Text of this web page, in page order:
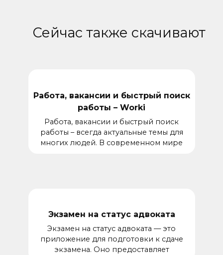
Сейчас также скачивают
Работа, вакансии и быстрый поиск
работы – Worki
Работа, вакансии и быстрый поиск
работы – всегда актуальные темы для
многих людей. В современном мире
Экзамен на статус адвоката
Экзамен на статус адвоката — это
приложение для подготовки к сдаче
экзамена. Оно предоставляет